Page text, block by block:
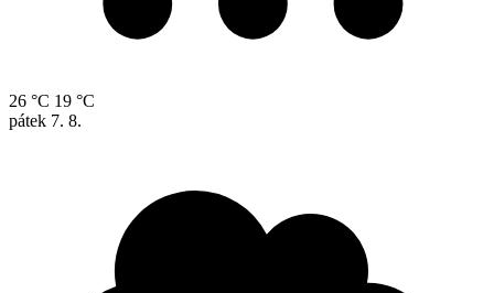
26 °C 19 °C
pátek 7. 8.